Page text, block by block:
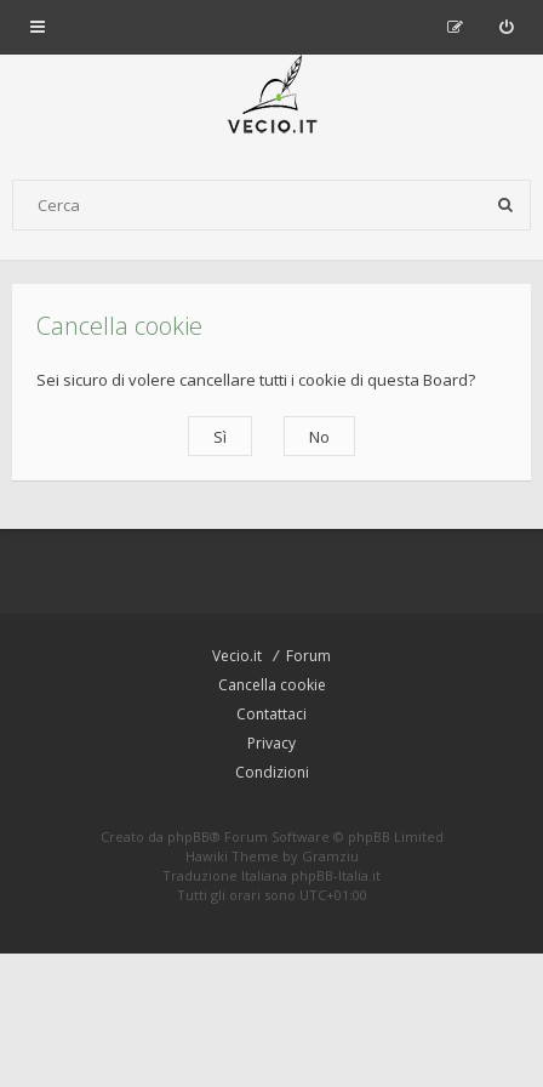
Cancella cookie
Sei sicuro di volere cancellare tutti i cookie di questa Board?
Vecio.it
Forum
Cancella cookie
Contattaci
Privacy
Condizioni
Creato da phpBB® Forum Software © phpBB Limited
Hawiki Theme by Gramziu
Traduzione Italiana phpBB-Italia.it
Tutti gli orari sono UTC+01:00